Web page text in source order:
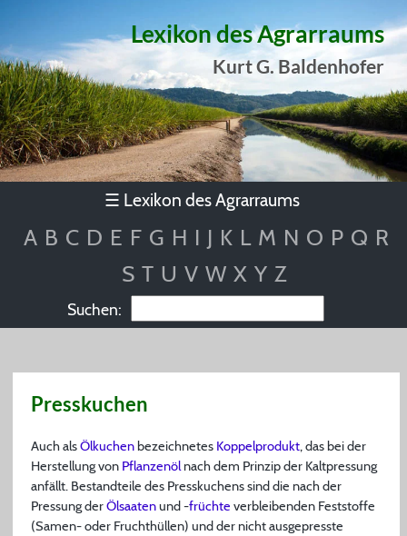
Lexikon des Agrarraums
Kurt G. Baldenhofer
☰ Lexikon des Agrarraums
A B C D E F G H I J K L M N O P Q R
S T U V W X Y Z
Suchen:
Presskuchen
Auch alsÖlkuchenbezeichnetes Koppelprodukt, das bei der
Herstellung von Pflanzenölnach dem Prinzip der Kaltpressung
anfällt. Bestandteile des Presskuchens sind die nach der
Pressung derÖlsaatenund -früchte verbleibenden Feststoffe
(Samen- oder Fruchthüllen) und der nicht ausgepresste